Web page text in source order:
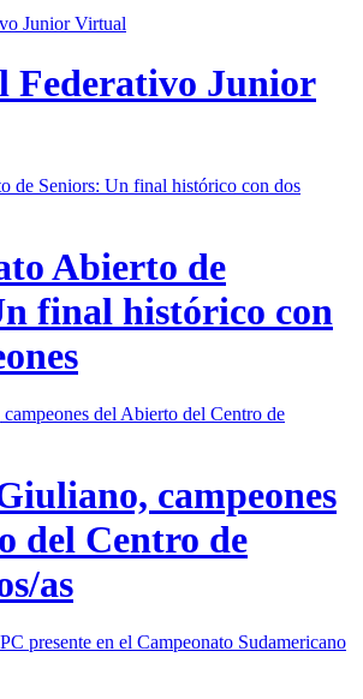
Federativo Junior
Abierto de
final histórico con
campeones
del Centro de
as